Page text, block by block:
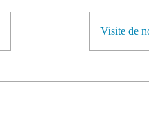
Visite de